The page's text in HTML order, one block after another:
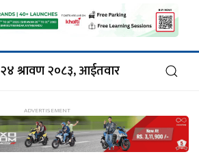
२४ श्रावण २०८३, आईतवार